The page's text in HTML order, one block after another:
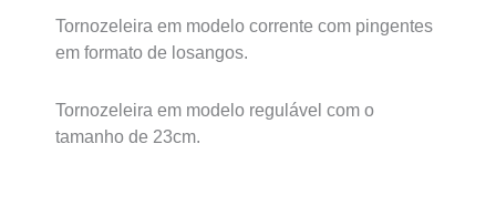
Tornozeleira em modelo corrente com pingentes
em formato de losangos.
Tornozeleira em modelo regulável com o
tamanho de 23cm.